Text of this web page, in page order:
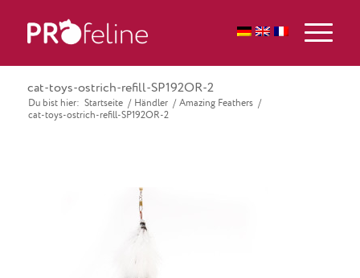
cat-toys-ostrich-refill-SP192OR-2
Du bist hier: Startseite / Händler / Amazing Feathers /
cat-toys-ostrich-refill-SP192OR-2